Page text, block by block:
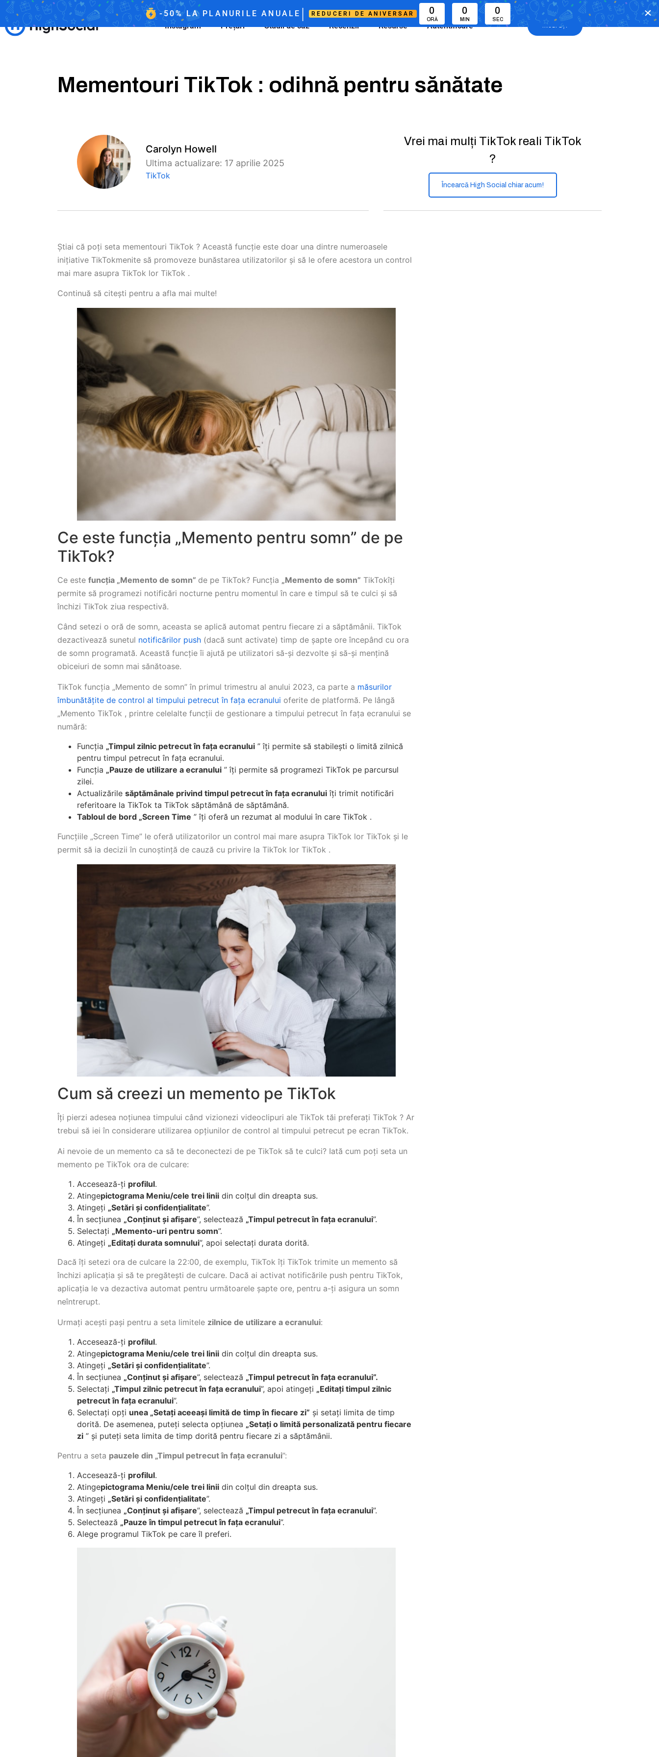
-50% LAPLANURILE ANUALE | REDUCERI DE ANIVERSAR 0
ORĂ
0
MIN
0
SEC
Instagram Prețuri Studii de caz Recenzii Resurse Autentificare ÎNCEPEȚI
Mementouri TikTok : odihnă pentru sănătate
Carolyn Howell
Ultima actualizare: 17 aprilie 2025
TikTok
Vrei mai mulți TikTok reali TikTok
?
Încearcă High Social chiar acum!
Știai că poți seta mementouri TikTok ? Această funcție este doar una dintre numeroasele
inițiative TikTokmenite să promoveze bunăstarea utilizatorilor și să le ofere acestora un control
mai mare asupra TikTok lor TikTok .
Continuă să citești pentru a afla mai multe!
Ce este funcția „Memento pentru somn” de pe
TikTok?
Ce este funcția „Memento de somn” de pe TikTok? Funcția „Memento de somn” TikTokîți
permite să programezi notificări nocturne pentru momentul în care e timpul să te culci și să
închizi TikTok ziua respectivă.
Când setezi o oră de somn, aceasta se aplică automat pentru fiecare zi a săptămânii. TikTok
dezactivează sunetul notificărilor push (dacă sunt activate) timp de șapte ore începând cu ora
de somn programată. Această funcție îi ajută pe utilizatori să-și dezvolte și să-și mențină
obiceiuri de somn mai sănătoase.
TikTok funcția „Memento de somn” în primul trimestru al anului 2023, ca parte a măsurilor
îmbunătățite de control al timpului petrecut în fața ecranului oferite de platformă. Pe lângă
„Memento TikTok , printre celelalte funcții de gestionare a timpului petrecut în fața ecranului se
numără:
Funcția „Timpul zilnic petrecut în fața ecranului ” îți permite să stabilești o limită zilnică
pentru timpul petrecut în fața ecranului.
Funcția „Pauze de utilizare a ecranului ” îți permite să programezi TikTok pe parcursul
zilei.
Actualizările săptămânale privind timpul petrecut în fața ecranului îți trimit notificări
referitoare la TikTok ta TikTok săptămână de săptămână.
Tabloul de bord „Screen Time ” îți oferă un rezumat al modului în care TikTok .
Funcțiile „Screen Time” le oferă utilizatorilor un control mai mare asupra TikTok lor TikTok și le
permit să ia decizii în cunoștință de cauză cu privire la TikTok lor TikTok .
Cum să creezi un memento pe TikTok
Îți pierzi adesea noțiunea timpului când vizionezi videoclipuri ale TikTok tăi preferați TikTok ? Ar
trebui să iei în considerare utilizarea opțiunilor de control al timpului petrecut pe ecran TikTok.
Ai nevoie de un memento ca să te deconectezi de pe TikTok să te culci? Iată cum poți seta un
memento pe TikTok ora de culcare:
Accesează-ți profilul.
Atingepictograma Meniu/cele trei linii din colțul din dreapta sus.
Atingeți „Setări și confidențialitate”.
În secțiunea „Conținut și afișare”, selectează „Timpul petrecut în fața ecranului”.
Selectați „Memento-uri pentru somn”.
Atingeți „Editați durata somnului”, apoi selectați durata dorită.
Dacă îți setezi ora de culcare la 22:00, de exemplu, TikTok îți TikTok trimite un memento să
închizi aplicația și să te pregătești de culcare. Dacă ai activat notificările push pentru TikTok,
aplicația le va dezactiva automat pentru următoarele șapte ore, pentru a-ți asigura un somn
neîntrerupt.
Urmați acești pași pentru a seta limitele zilnice de utilizare a ecranului:
Accesează-ți profilul.
Atingepictograma Meniu/cele trei linii din colțul din dreapta sus.
Atingeți „Setări și confidențialitate”.
În secțiunea „Conținut și afișare”, selectează „Timpul petrecut în fața ecranului”.
Selectați „Timpul zilnic petrecut în fața ecranului”, apoi atingeți „Editați timpul zilnic
petrecut în fața ecranului”.
Selectați opți unea „Setați aceeași limită de timp în fiecare zi” și setați limita de timp
dorită. De asemenea, puteți selecta opțiunea „Setați o limită personalizată pentru fiecare
zi ” și puteți seta limita de timp dorită pentru fiecare zi a săptămânii.
Pentru a seta pauzele din „Timpul petrecut în fața ecranului”:
Accesează-ți profilul.
Atingepictograma Meniu/cele trei linii din colțul din dreapta sus.
Atingeți „Setări și confidențialitate”.
În secțiunea „Conținut și afișare”, selectează „Timpul petrecut în fața ecranului”.
Selectează „Pauze în timpul petrecut în fața ecranului”.
Alege programul TikTok pe care îl preferi.